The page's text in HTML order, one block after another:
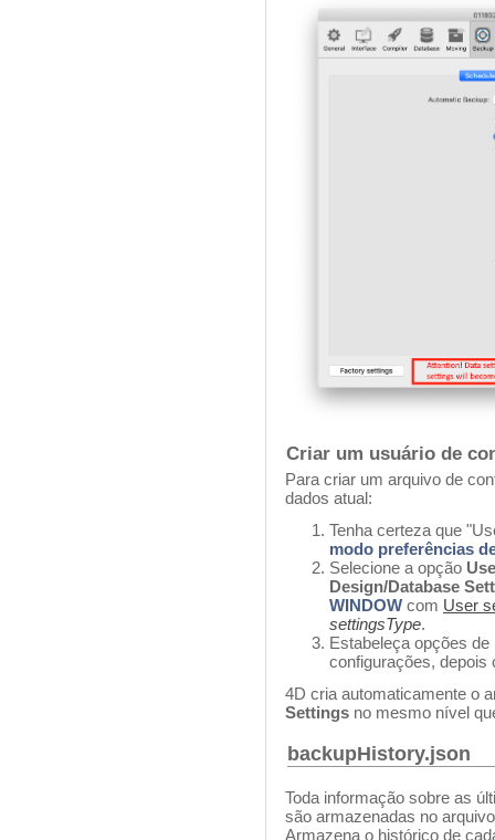
Criar um usuário de
Para criar um arquivo de
dados atual:
Tenha certeza que
modo preferências
Selecione a opção
Design/Database
WINDOW com User
settingsType.
Estabeleça opções
configurações, depois
4D cria automaticamente o
Settings no mesmo nível
backupHistory.json
Toda informação sobre as
são armazenadas no
Armazena o histórico de